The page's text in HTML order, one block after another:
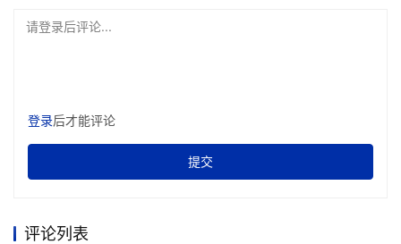
请登录后评论...
登录后才能评论
提交
评论列表